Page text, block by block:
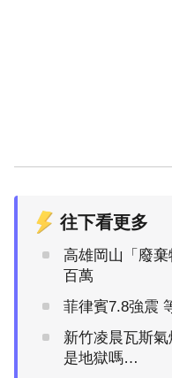
往下看更多
高雄岡山「廢
百萬
菲律賓7.8強震
新竹凌晨瓦斯
是地獄嗎…